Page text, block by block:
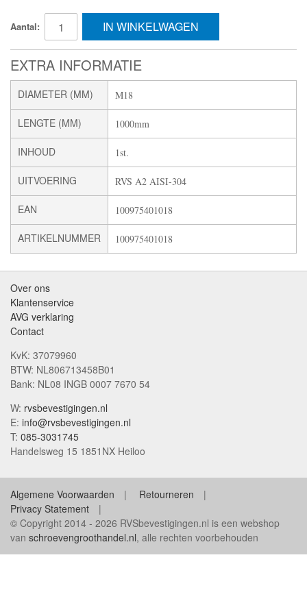
Aantal: IN WINKELWAGEN
EXTRA INFORMATIE
DIAMETER (MM) M18
LENGTE (MM) 1000mm
INHOUD 1st.
UITVOERING RVS A2 AISI-304
EAN 100975401018
ARTIKELNUMMER 100975401018
Over ons
Klantenservice
AVG verklaring
Contact
KvK: 37079960
BTW: NL806713458B01
Bank: NL08 INGB 0007 7670 54
W: rvsbevestigingen.nl
E: info@rvsbevestigingen.nl
T: 085-3031745
Handelsweg 15 1851NX Heiloo
Algemene Voorwaarden
Retourneren
Privacy Statement
© Copyright 2014 - 2026 RVSbevestigingen.nl is een webshop
van schroevengroothandel.nl, alle rechten voorbehouden